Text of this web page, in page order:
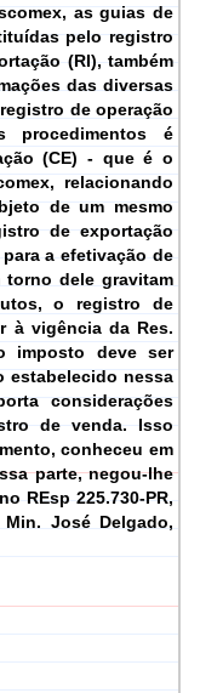
as guias de
pelo registro
(RI), também
das diversas
de operação
procedimentos é
(CE) - que é o
relacionando
de um mesmo
de exportação
a efetivação de
torno dele gravitam
o registro de
à vigência da Res.
imposto deve ser
estabelecido nessa
considerações
de venda. Isso
conheceu em
parte, negou-lhe
REsp 225.730-PR,
Min. José Delgado,